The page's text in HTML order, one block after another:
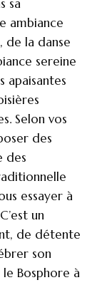
sa
ambiance
de la danse
sereine
apaisantes
Selon vos
des
des
essayer à
un
de détente
son
le Bosphore à